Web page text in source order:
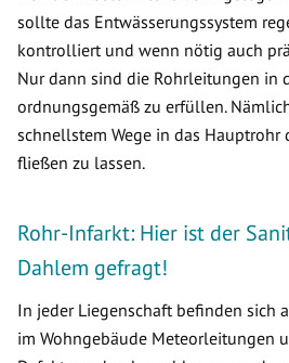
sollte das Entwässerungssystem
kontrolliert und wenn nötig auch
Nur dann sind die Rohrleitungen in
ordnungsgemäß zu erfüllen.
schnellstem Wege in das Hauptrohr
fließen zu lassen.
Rohr-Infarkt: Hier ist der
Dahlem gefragt!
In jeder Liegenschaft befinden sich
im Wohngebäude Meteorleitungen